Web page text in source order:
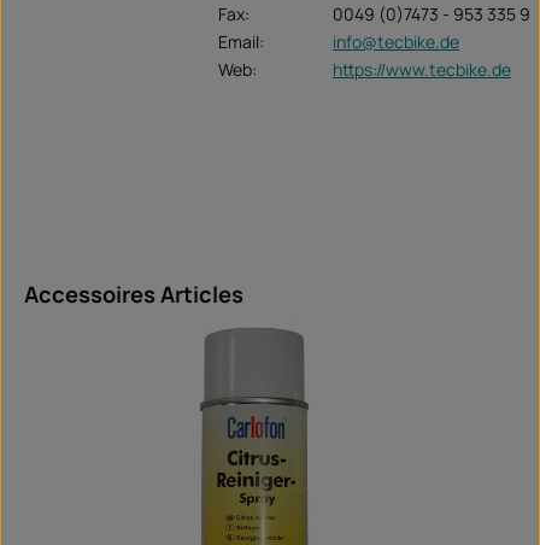
Fax:
0049 (0)7473 - 953 335 9
Email:
info@tecbike.de
Web:
https://www.tecbike.de
Ignorer la galerie de produits
Accessoires Articles